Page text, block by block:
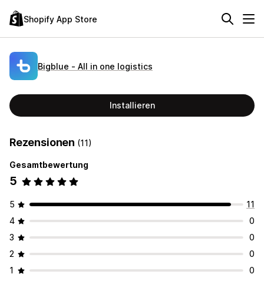
Shopify App Store
Bigblue ‑ All in one logistics
Installieren
Rezensionen (11)
Gesamtbewertung
5
5
11
4
0
3
0
2
0
1
0